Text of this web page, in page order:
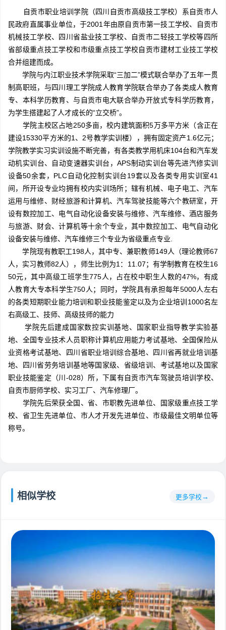
自贡市职业培训学院（四川自贡市高级技工学校）系自贡市人
民政府直属事业单位，于2001年由原自贡市第一技工学校、自贡市
机械技工学校、四川省盐业技工学校、自贡市二轻技工学校等四所
省部级重点技工学校和市级重点技工学校自贡市建材工业技工学校
合并组建而成。
学院与内江职业技术学院采取“三加二”模式联合举办了五年一贯
制高职班，与四川理工学院成人教育学院联合举办了各类成人教育
专、本科学历教育、与自贡市电大联合举办开放式专科学历教育，
为学生搭建起了人才成长的“立交桥”。
学院主校区占地250多亩，校内建筑面积5万多平方米（含正在
建设15330平方米的1、2号教学实训楼），拥有固定资产1.6亿元；
学院教学实习实训设施不断完善，有各类教学用机床104台和汽车发
动机实训台、自动变速器实训台，APS制动实训台等先进汽修实训
设备50余套，PLC自动化控制实训台19套以及各类专用实训室41
间，所开设专业均拥有校内实训场所；辖有机械、电子电工、汽车
运用与维修、财经旅游和计算机、汽车驾驶技能等六个教研室，开
设有数控加工、电气自动化设备安装与维修、汽车维修、酒店服务
与旅游、财会、计算机等十余个专业，其中数控加工、电气自动化
设备安装与维修、汽车维修三个专业为省级重点专业.
学院现有教职工198人，其中专、兼职教师149人（理论教师67
人，实习教师82人），师生比例为1：11.07；有学制教育在校生16
50元，其中高级工班学生775人，占在校中职生人数的47%，有成
人教育大专本科学生750人；同时，学院具有承担每年5000人左右
的各类短期职业能力培训和职业技能鉴定以及为企业培训1000名左
右高级工、技师、高级技师的能力
学院先后建成国家数控实训基地、国家职业指导教学实验基
地、全国专业技术人员职称计算机应用能力考试基地、全国保险从
业资格考试基地、四川省职业培训综合基地、四川省再就业培训基
地、四川省劳务培训基地等国家级、省级培训、考试基地以及国家
职业技能鉴定（川-028）所，下属有自贡市汽车驾驶员培训学校、
自贡市厨师学校、实习工厂、汽车修理厂。
学院先后荣获全国、省、市职教先进单位、国家级重点技工学
校、省卫生先进单位、市人才开发先进单位、市级最佳文明单位等
称号。
相似学校 更多学校